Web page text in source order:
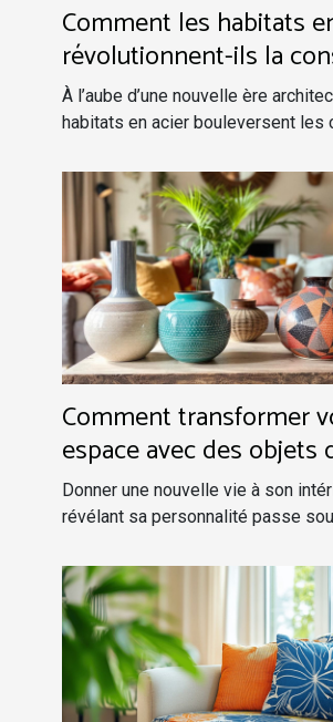
Comment les habitats
révolutionnent-ils la
moderne ?
À l’aube d’une nouvelle ère
habitats en acier bouleversent les
Comment transformer
espace avec des objets
décoration uniques ?
Donner une nouvelle vie à son
révélant sa personnalité passe